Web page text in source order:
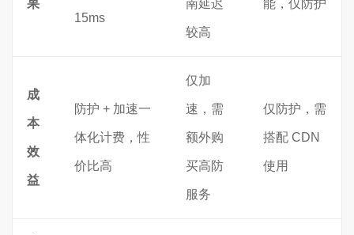
果
15ms
南延迟
较高
能，仅防护
成
本
效
益
防护 + 加速一
体化计费，性
价比高
仅加
速，需
额外购
买高防
服务
仅防护，需
搭配 CDN
使用